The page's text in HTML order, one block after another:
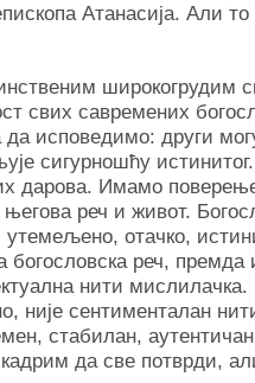
Атанасија. Али
широкогрудим
свих савремених
исповедимо: други
сигурношћу
дарова. Имамо
реч и живот.
утемељено, отачко,
богословска реч,
нити
није сентименталан
стабилан,
да све потврди,